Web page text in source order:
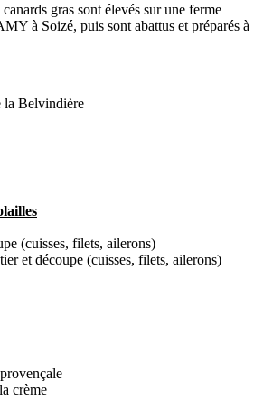
gras sont élevés sur une ferme
à Soizé, puis sont abattus et préparés à
la Belvindière
(cuisses, filets, ailerons)
et découpe (cuisses, filets, ailerons)
crème